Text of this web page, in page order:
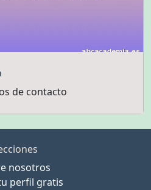
de contacto
nosotros
perfil gratis